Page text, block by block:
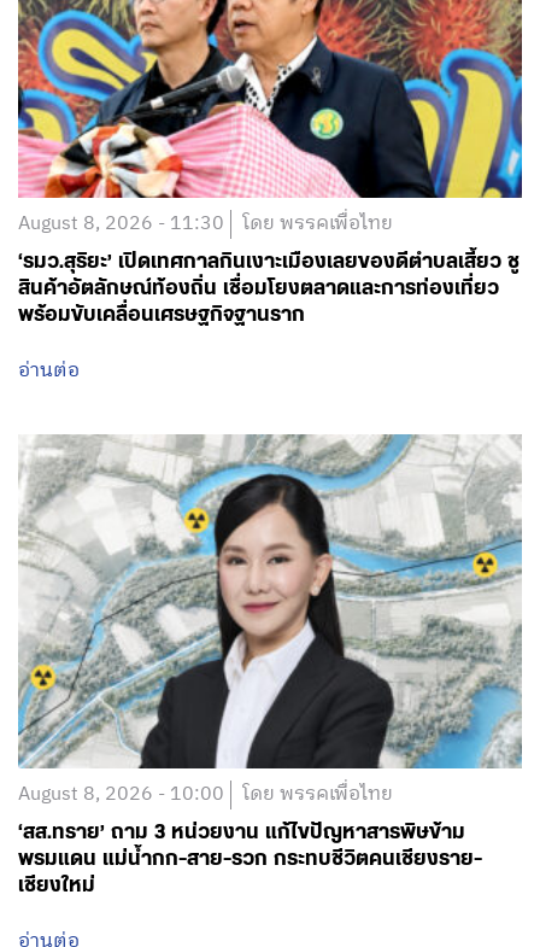
August 8, 2026 - 11:30 โดย พรรคเพื่อไทย
‘รมว.สุริยะ’ เปิดเทศกาลกินเงาะเมืองเลยของดีตำบลเสี้ยว ชู
สินค้าอัตลักษณ์ท้องถิ่น เชื่อมโยงตลาดและการท่องเที่ยว
พร้อมขับเคลื่อนเศรษฐกิจฐานราก
อ่านต่อ
August 8, 2026 - 10:00 โดย พรรคเพื่อไทย
‘สส.ทราย’ ถาม 3 หน่วยงาน แก้ไขปัญหาสารพิษข้าม
พรมแดน แม่น้ำกก-สาย-รวก กระทบชีวิตคนเชียงราย-
เชียงใหม่